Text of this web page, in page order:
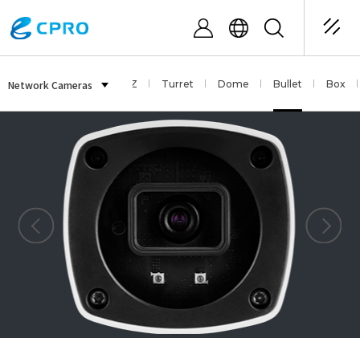
Network Cameras
Fisheye PTZ Turret Dome Bullet Box